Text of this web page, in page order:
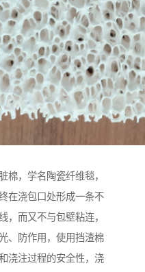
棉，学名陶瓷纤维毯，
在浇包口处形成一条不
，而又不与包壁粘连，
、防作用，使用挡渣棉
浇注过程的安全性，浇